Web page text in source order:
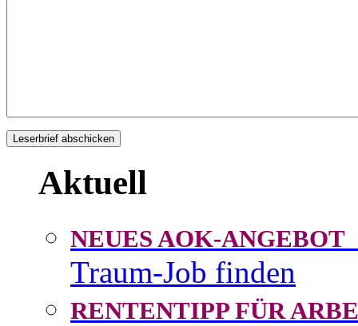
Aktuell
NEUES AOK-ANGEBOT
Traum-Job finden
RENTENTIPP FÜR